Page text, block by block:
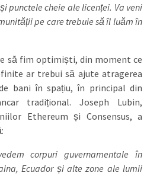
punctele cheie ale licenței. Va veni
pe care trebuie să îl luăm în
să fim optimiști, din moment ce
ar trebui să ajute atragerea
bani în spațiu, în principal din
tradițional. Joseph Lubin,
Ethereum și Consensus, a
corpuri guvernamentale în
Ecuador și alte zone ale lumii